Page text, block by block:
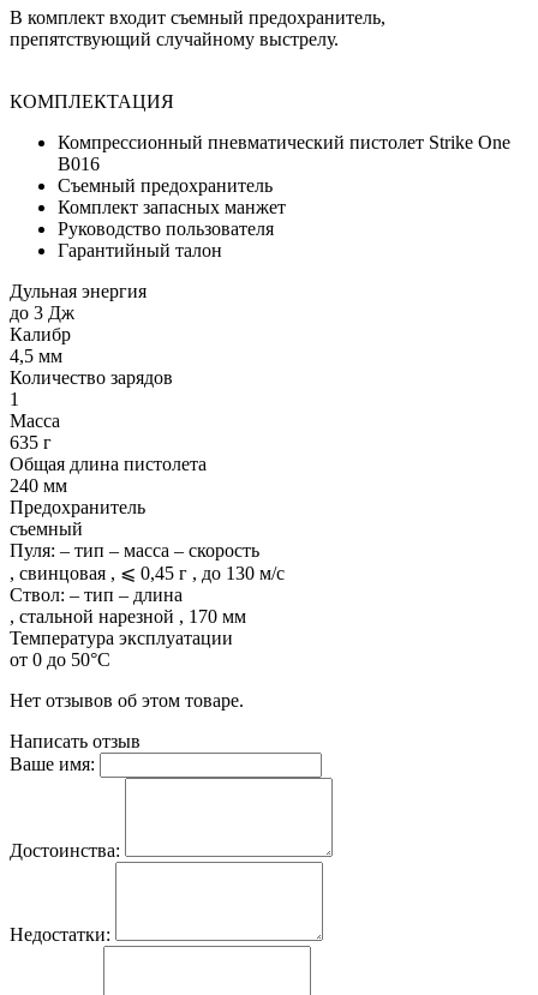
В комплект входит съемный предохранитель,
препятствующий случайному выстрелу.
КОМПЛЕКТАЦИЯ
Компрессионный пневматический пистолет Strike One
B016
Съемный предохранитель
Комплект запасных манжет
Руководство пользователя
Гарантийный талон
Дульная энергия
до 3 Дж
Калибр
4,5 мм
Количество зарядов
1
Масса
635 г
Общая длина пистолета
240 мм
Предохранитель
съемный
Пуля: – тип – масса – скорость
, свинцовая , ⩽ 0,45 г , до 130 м/с
Ствол: – тип – длина
, стальной нарезной , 170 мм
Температура эксплуатации
от 0 до 50°С
Нет отзывов об этом товаре.
Написать отзыв
Ваше имя:
Достоинства:
Недостатки: